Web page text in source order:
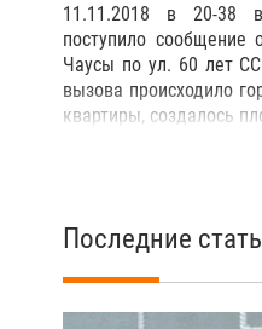
11.11.2018 в 20-38
поступило
Чаусы по ул. 60 лет
вызова происходило
квартиры, создалось
Последние